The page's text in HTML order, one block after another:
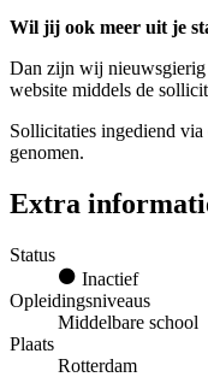
Wil jij ook meer uit je
Dan zijn wij
website middels de
Sollicitaties ingediend
genomen.
Extra
Status
Inactief
Opleidingsniveaus
Middelbare school
Plaats
Rotterdam